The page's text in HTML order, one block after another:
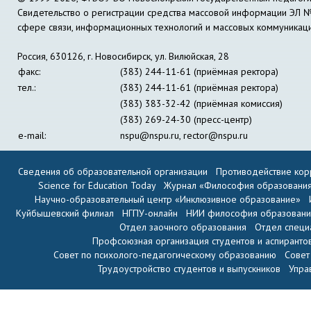
Свидетельство о регистрации средства массовой информации
сфере связи, информационных технологий и массовых
Россия, 630126, г. Новосибирск, ул. Вилюйская, 28
факс:
(383) 244-11-61 (приёмная ректора)
тел.:
(383) 244-11-61 (приёмная ректора)
(383) 383-32-42 (приёмная комиссия)
(383) 269-24-30 (пресс-центр)
e-mail:
nspu@nspu.ru, rector@nspu.ru
Сведения об образовательной организации
Противодействие
Science for Education Today
Журнал «Философия
Научно-образовательный центр «Инклюзивное образование»
Куйбышевский филиал
НГПУ-онлайн
НИИ философия
Отдел заочного образования
Отдел
Профсоюзная организация студентов и
Совет по психолого-педагогическому образованию
Трудоустройство студентов и выпускников